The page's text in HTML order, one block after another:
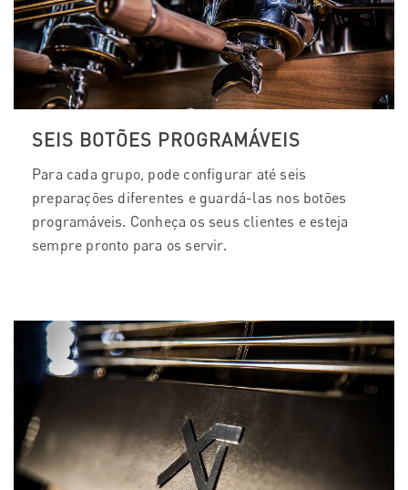
SEIS BOTÕES PROGRAMÁVEIS
Para cada grupo, pode configurar até seis
preparações diferentes e guardá-las nos botões
programáveis. Conheça os seus clientes e esteja
sempre pronto para os servir.